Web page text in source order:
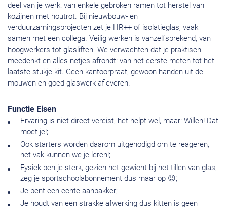
deel van je werk: van enkele gebroken ramen tot herstel van
kozijnen met houtrot. Bij nieuwbouw- en
verduurzamingsprojecten zet je HR++ of isolatieglas, vaak
samen met een collega. Veilig werken is vanzelfsprekend, van
hoogwerkers tot glasliften. We verwachten dat je praktisch
meedenkt en alles netjes afrondt: van het eerste meten tot het
laatste stukje kit. Geen kantoorpraat, gewoon handen uit de
mouwen en goed glaswerk afleveren.
Functie Eisen
Ervaring is niet direct vereist, het helpt wel, maar: Willen! Dat
moet je!;
Ook starters worden daarom uitgenodigd om te reageren,
het vak kunnen we je leren!;
Fysiek ben je sterk, gezien het gewicht bij het tillen van glas,
zeg je sportschoolabonnement dus maar op 😉;
Je bent een echte aanpakker;
Je houdt van een strakke afwerking dus kitten is geen